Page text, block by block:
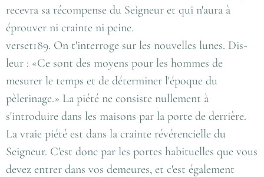
recevra sa récompense du Seigneur et qui n'aura à
éprouver ni crainte ni peine.
verset189. On t'interroge sur les nouvelles lunes. Dis-
leur : «Ce sont des moyens pour les hommes de
mesurer le temps et de déterminer l'époque du
pèlerinage.» La piété ne consiste nullement à
s'introduire dans les maisons par la porte de derrière.
La vraie piété est dans la crainte révérencielle du
Seigneur. C'est donc par les portes habituelles que vous
devez entrer dans vos demeures, et c'est également